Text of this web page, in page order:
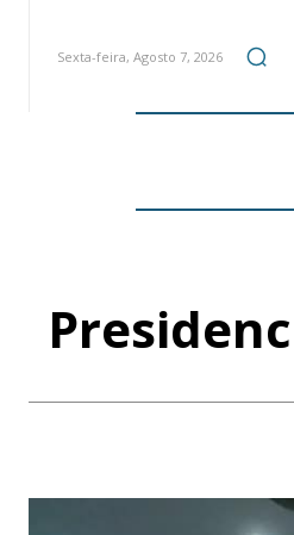
Sexta-feira, Agosto 7, 2026